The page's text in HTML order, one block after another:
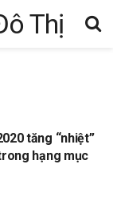
tăng “nhiệt”
hạng mục